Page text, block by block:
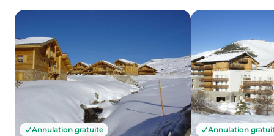
Annulation gratuite Annulation